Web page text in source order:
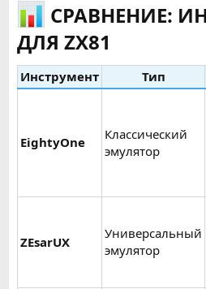
СРАВНЕНИЕ:
ДЛЯ ZX81
Инструмент Тип
EightyOne
Классический
эмулятор
ZEsarUX
Универсальный
эмулятор